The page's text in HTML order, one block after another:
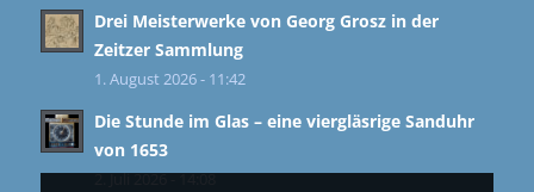
Drei Meisterwerke von Georg Grosz in der
Zeitzer Sammlung
1. August 2026 - 11:42
Die Stunde im Glas – eine viergläsrige Sanduhr
von 1653
2. Juli 2026 - 14:08